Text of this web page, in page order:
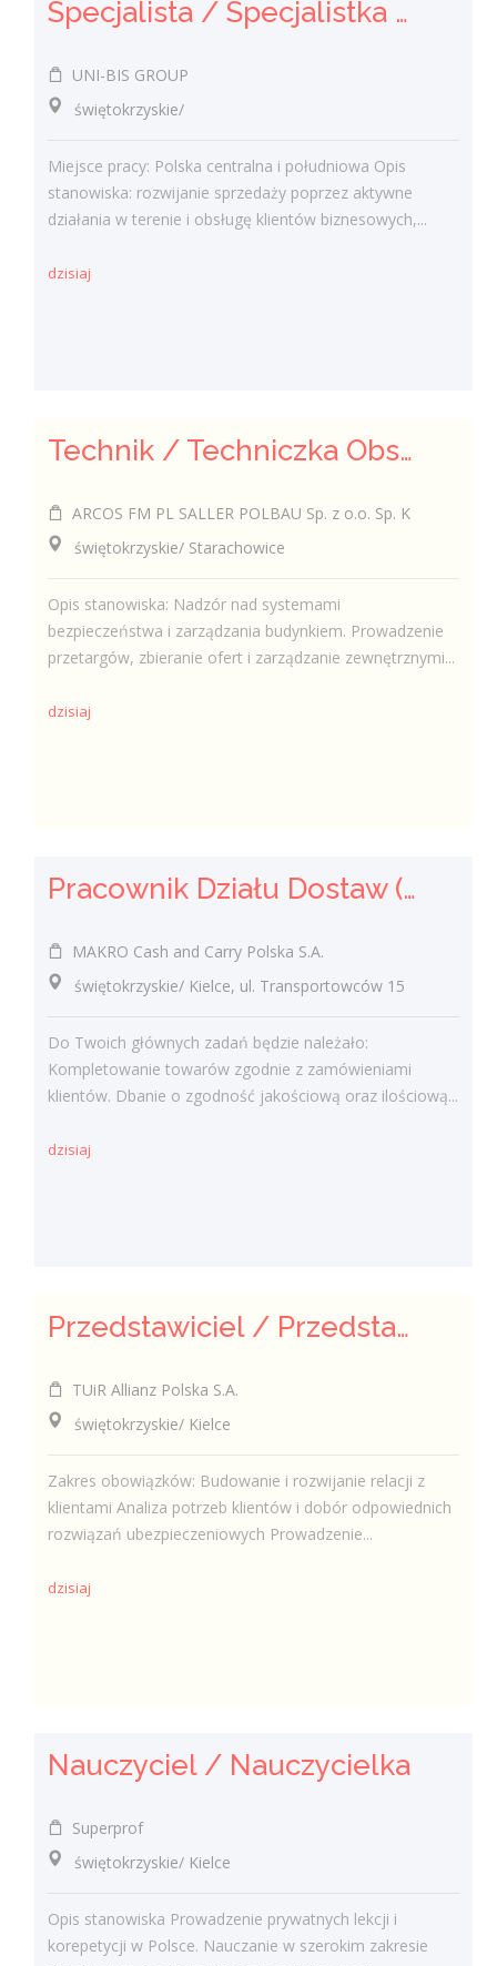
Specjalista / Specjalistka ds. sprzedaży rozwiązań technicznych
UNI-BIS GROUP
świętokrzyskie/
Miejsce pracy: Polska centralna i południowa Opis
stanowiska: rozwijanie sprzedaży poprzez aktywne
działania w terenie i obsługę klientów biznesowych,...
dzisiaj
Technik / Techniczka Obsługi Budynku
ARCOS FM PL SALLER POLBAU Sp. z o.o. Sp. K
świętokrzyskie/ Starachowice
Opis stanowiska: Nadzór nad systemami
bezpieczeństwa i zarządzania budynkiem. Prowadzenie
przetargów, zbieranie ofert i zarządzanie zewnętrznymi...
dzisiaj
Pracownik Działu Dostaw (K/M)
MAKRO Cash and Carry Polska S.A.
świętokrzyskie/ Kielce, ul. Transportowców 15
Do Twoich głównych zadań będzie należało:
Kompletowanie towarów zgodnie z zamówieniami
klientów. Dbanie o zgodność jakościową oraz ilościową...
dzisiaj
Przedstawiciel / Przedstawicielka ds. sprzedaży ubezpieczeń majątkowych
TUiR Allianz Polska S.A.
świętokrzyskie/ Kielce
Zakres obowiązków: Budowanie i rozwijanie relacji z
klientami Analiza potrzeb klientów i dobór odpowiednich
rozwiązań ubezpieczeniowych Prowadzenie...
dzisiaj
Nauczyciel / Nauczycielka
Superprof
świętokrzyskie/ Kielce
Opis stanowiska Prowadzenie prywatnych lekcji i
korepetycji w Polsce. Nauczanie w szerokim zakresie